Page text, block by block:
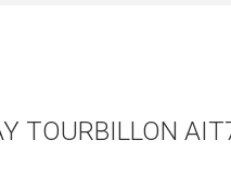
TOURBILLON